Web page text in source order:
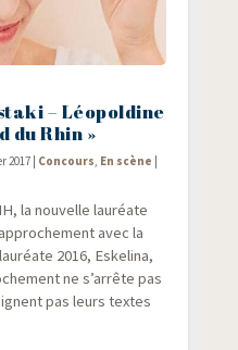
– Léopoldine
du Rhin »
2017 Concours, En scène
la nou­velle lau­réate
avec la
2016, Eske­li­na,
ne s’arrête pas
pas leurs textes